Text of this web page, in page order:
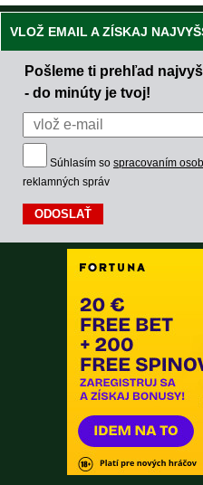
VLOŽ EMAIL A ZÍSKAJ
Pošleme ti prehľad
- do minúty je tvoj!
Súhlasím so spracovaním
reklamných správ